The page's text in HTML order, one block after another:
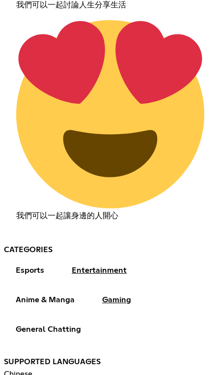
我們可以一起討論人生分享生活
我們可以一起讓身邊的人開心
CATEGORIES
Esports Entertainment
Anime & Manga Gaming
General Chatting
SUPPORTED LANGUAGES